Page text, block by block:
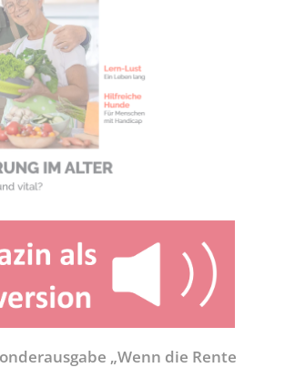
„Wenn die Rente